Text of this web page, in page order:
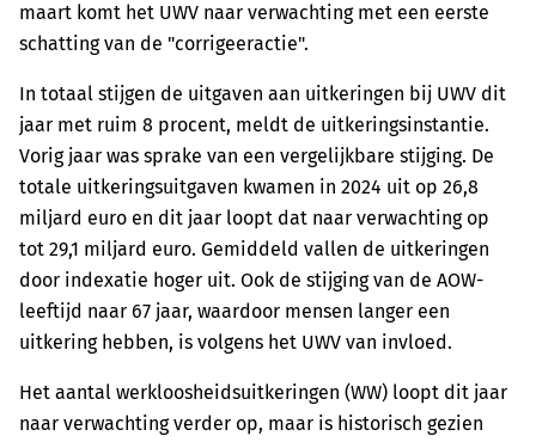
maart komt het UWV naar verwachting met een eerste
schatting van de "corrigeeractie".
In totaal stijgen de uitgaven aan uitkeringen bij UWV dit
jaar met ruim 8 procent, meldt de uitkeringsinstantie.
Vorig jaar was sprake van een vergelijkbare stijging. De
totale uitkeringsuitgaven kwamen in 2024 uit op 26,8
miljard euro en dit jaar loopt dat naar verwachting op
tot 29,1 miljard euro. Gemiddeld vallen de uitkeringen
door indexatie hoger uit. Ook de stijging van de AOW-
leeftijd naar 67 jaar, waardoor mensen langer een
uitkering hebben, is volgens het UWV van invloed.
Het aantal werkloosheidsuitkeringen (WW) loopt dit jaar
naar verwachting verder op, maar is historisch gezien